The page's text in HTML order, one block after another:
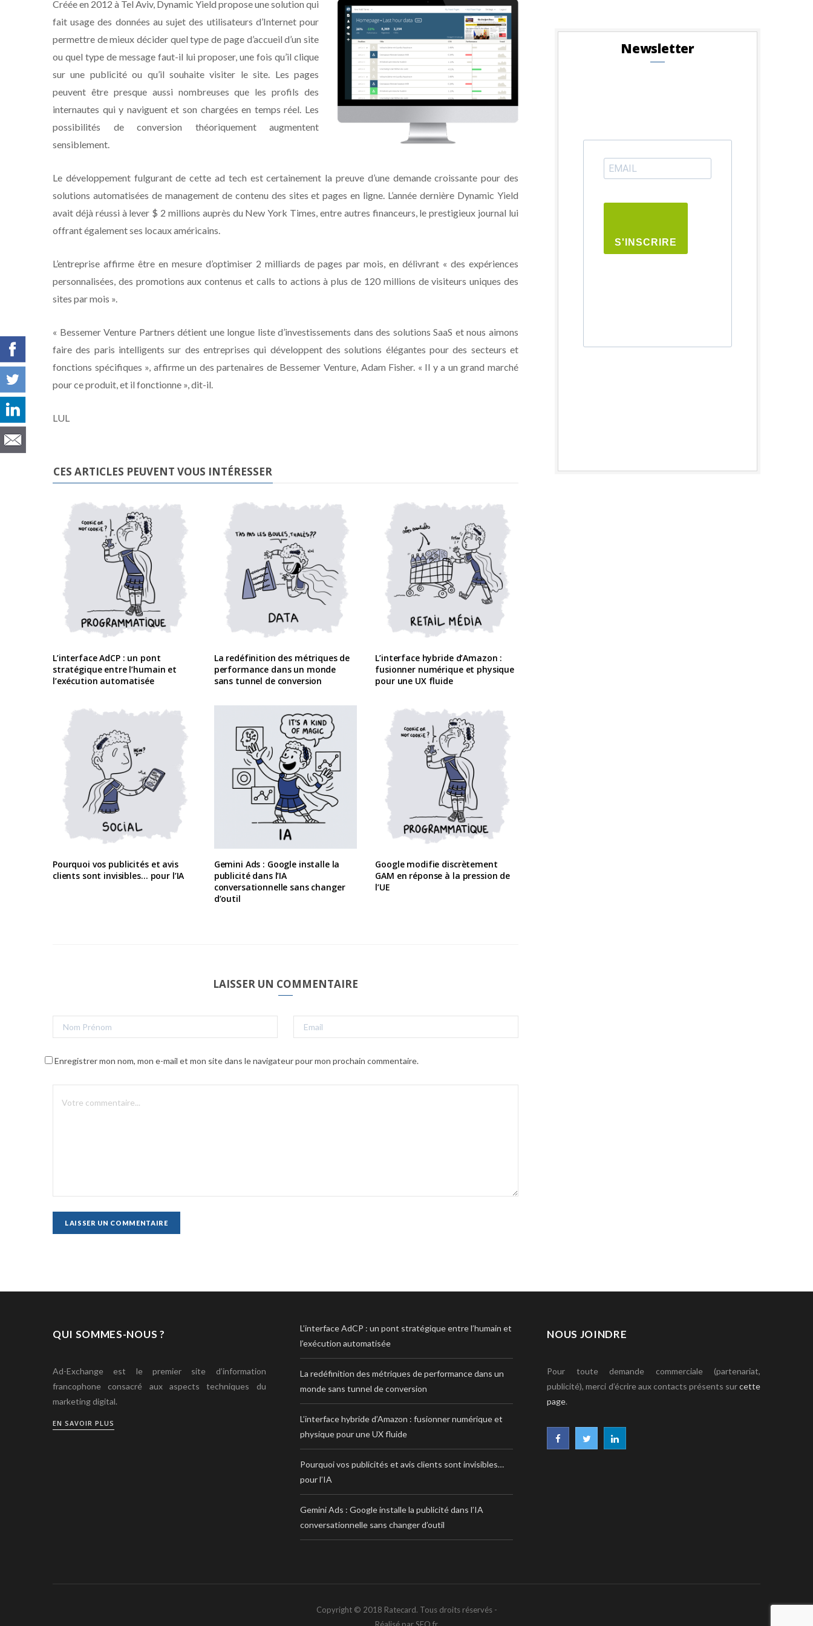
Créée en 2012 à Tel Aviv, Dynamic Yield propose une solution qui
fait usage des données au sujet des utilisateurs d’Internet pour
permettre de mieux décider quel type de page d’accueil d’un site
ou quel type de message faut-il lui proposer, une fois qu’il clique
sur une publicité ou qu’il souhaite visiter le site. Les pages
peuvent être presque aussi nombreuses que les profils des
internautes qui y naviguent et son chargées en temps réel. Les
possibilités de conversion théoriquement augmentent
sensiblement.
Le développement fulgurant de cette ad tech est certainement la preuve d’une demande croissante pour des
solutions automatisées de management de contenu des sites et pages en ligne. L’année dernière Dynamic Yield
avait déjà réussi à lever $ 2 millions auprès du New York Times, entre autres financeurs, le prestigieux journal lui
offrant également ses locaux américains.
L’entreprise affirme être en mesure d’optimiser 2 milliards de pages par mois, en délivrant « des expériences
personnalisées, des promotions aux contenus et calls to actions à plus de 120 millions de visiteurs uniques des
sites par mois ».
« Bessemer Venture Partners détient une longue liste d’investissements dans des solutions SaaS et nous aimons
faire des paris intelligents sur des entreprises qui développent des solutions élégantes pour des secteurs et
fonctions spécifiques », affirme un des partenaires de Bessemer Venture, Adam Fisher. « Il y a un grand marché
pour ce produit, et il fonctionne », dit-il.
LUL
CES ARTICLES PEUVENT VOUS INTÉRESSER
L’interface AdCP : un pont
stratégique entre l’humain et
l’exécution automatisée
La redéfinition des métriques de
performance dans un monde
sans tunnel de conversion
L’interface hybride d’Amazon :
fusionner numérique et physique
pour une UX fluide
Pourquoi vos publicités et avis
clients sont invisibles… pour l’IA
Gemini Ads : Google installe la
publicité dans l’IA
conversationnelle sans changer
d’outil
Google modifie discrètement
GAM en réponse à la pression de
l’UE
LAISSER UN COMMENTAIRE
Enregistrer mon nom, mon e-mail et mon site dans le navigateur pour mon prochain commentaire.
Newsletter
S'INSCRIRE
QUI SOMMES-NOUS ?
Ad-Exchange est le premier site d’information
francophone consacré aux aspects techniques du
marketing digital.
EN SAVOIR PLUS
L’interface AdCP : un pont stratégique entre l’humain et
l’exécution automatisée
La redéfinition des métriques de performance dans un
monde sans tunnel de conversion
L’interface hybride d’Amazon : fusionner numérique et
physique pour une UX fluide
Pourquoi vos publicités et avis clients sont invisibles…
pour l’IA
Gemini Ads : Google installe la publicité dans l’IA
conversationnelle sans changer d’outil
NOUS JOINDRE
Pour toute demande commerciale (partenariat,
publicité), merci d’écrire aux contacts présents surcette
page.
T L
Copyright © 2018 Ratecard. Tous droits réservés -
Réalisé par SEO.fr